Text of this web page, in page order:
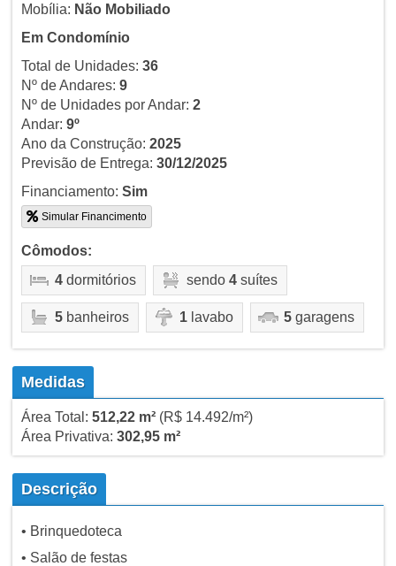
Mobília: Não Mobiliado
Em Condomínio
Total de Unidades: 36
Nº de Andares: 9
Nº de Unidades por Andar: 2
Andar: 9º
Ano da Construção: 2025
Previsão de Entrega: 30/12/2025
Financiamento: Sim
Simular Financimento
Cômodos:
4dormitórios sendo 4suítes
5banheiros 1lavabo 5garagens
Medidas
Área Total: 512,22 m²(R$ 14.492/m²)
Área Privativa: 302,95 m²
Descrição
• Brinquedoteca
• Salão de festas